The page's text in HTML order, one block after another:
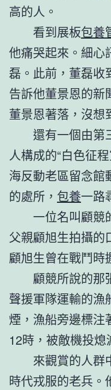
高的人。
看到展板包養
他痛哭起來。細心
磊。此前，董磊收
告訴他董景恩的新
董景恩著落，沒想
還有一個由第
人構成的“白色征
海反動老區留念館
的處所， 包養一路
一位名叫顧競
父親顧旭生拍攝的
顧旭生曾在戰鬥時
顧競所說的那
聲援軍隊運輸的漁
煙，漁船旁邊標注
12時，被敵機投熄
來觀賞的人群
時代戎服的老兵。